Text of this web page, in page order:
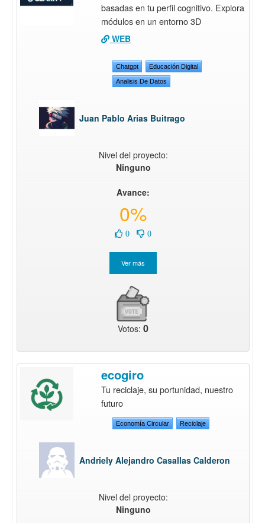
basadas en tu perfil cognitivo. Explora
módulos en un entorno 3D
WEB
Chatgpt Educación Digital
Analisis De Datos
Juan Pablo Arias Buitrago
Nivel del proyecto:
Ninguno
Avance:
0%
0 0
Votos: 0
ecogiro
Tu reciclaje, su portunidad, nuestro
futuro
Economía Circular Reciclaje
Andriely Alejandro Casallas Calderon
Nivel del proyecto:
Ninguno